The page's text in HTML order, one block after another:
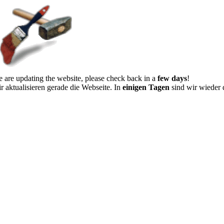
are updating the website, please check back in a few days!
aktualisieren gerade die Webseite. In einigen Tagen sind wir wieder